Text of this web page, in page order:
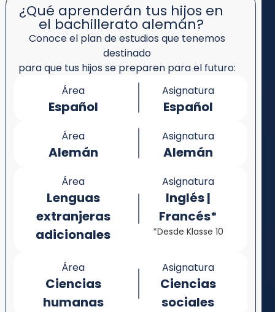
¿Qué aprenderán tus hijos en
el bachillerato alemán?
Conoce el plan de estudios que tenemos
destinado
para que tus hijos se preparen para el futuro:
Área
Español
Asignatura
Español
Área
Alemán
Asignatura
Alemán
Área
Lenguas
extranjeras
adicionales
Asignatura
Inglés |
Francés*
*Desde Klasse 10
Área
Ciencias
humanas
Asignatura
Ciencias
sociales